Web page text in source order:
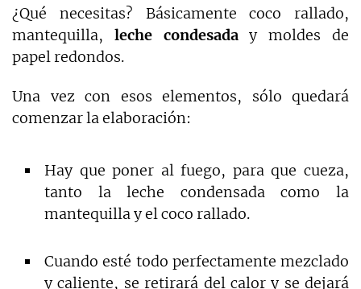
¿Qué necesitas? Básicamente coco rallado,
mantequilla, leche condesaday moldes de
papel redondos.
Una vez con esos elementos, sólo quedará
comenzar la elaboración:
Hay que poner al fuego, para que cueza,
tanto la leche condensada como la
mantequilla y el coco rallado.
Cuando esté todo perfectamente mezclado
y caliente, se retirará del calor y se dejará